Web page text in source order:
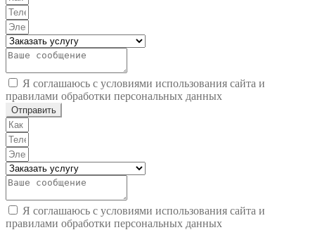
Я соглашаюсь с условиями использования сайта и
правилами обработки персональных данных
Отправить
Я соглашаюсь с условиями использования сайта и
правилами обработки персональных данных